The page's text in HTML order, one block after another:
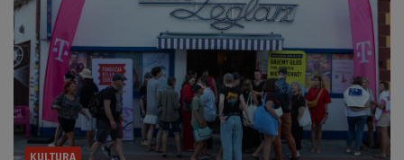
KULTURA